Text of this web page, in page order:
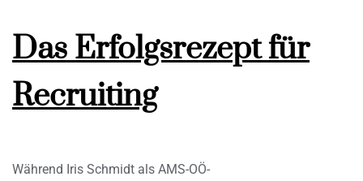
Das Erfolgsrezept für
Recruiting
Während Iris Schmidt als AMS-OÖ-